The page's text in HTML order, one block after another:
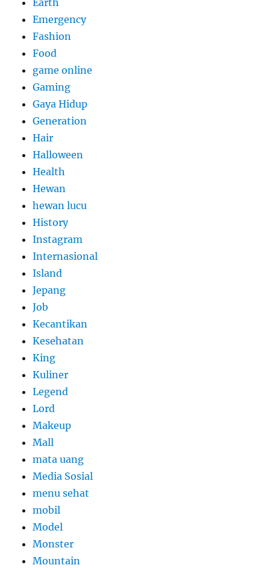
Earth
Emergency
Fashion
Food
game online
Gaming
Gaya Hidup
Generation
Hair
Halloween
Health
Hewan
hewan lucu
History
Instagram
Internasional
Island
Jepang
Job
Kecantikan
Kesehatan
King
Kuliner
Legend
Lord
Makeup
Mall
mata uang
Media Sosial
menu sehat
mobil
Model
Monster
Mountain